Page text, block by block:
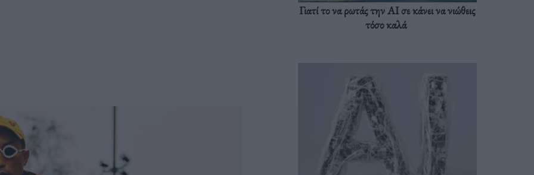
Γιατί το να ρωτάς την AI σε κάνει να νιώθεις
τόσο καλά